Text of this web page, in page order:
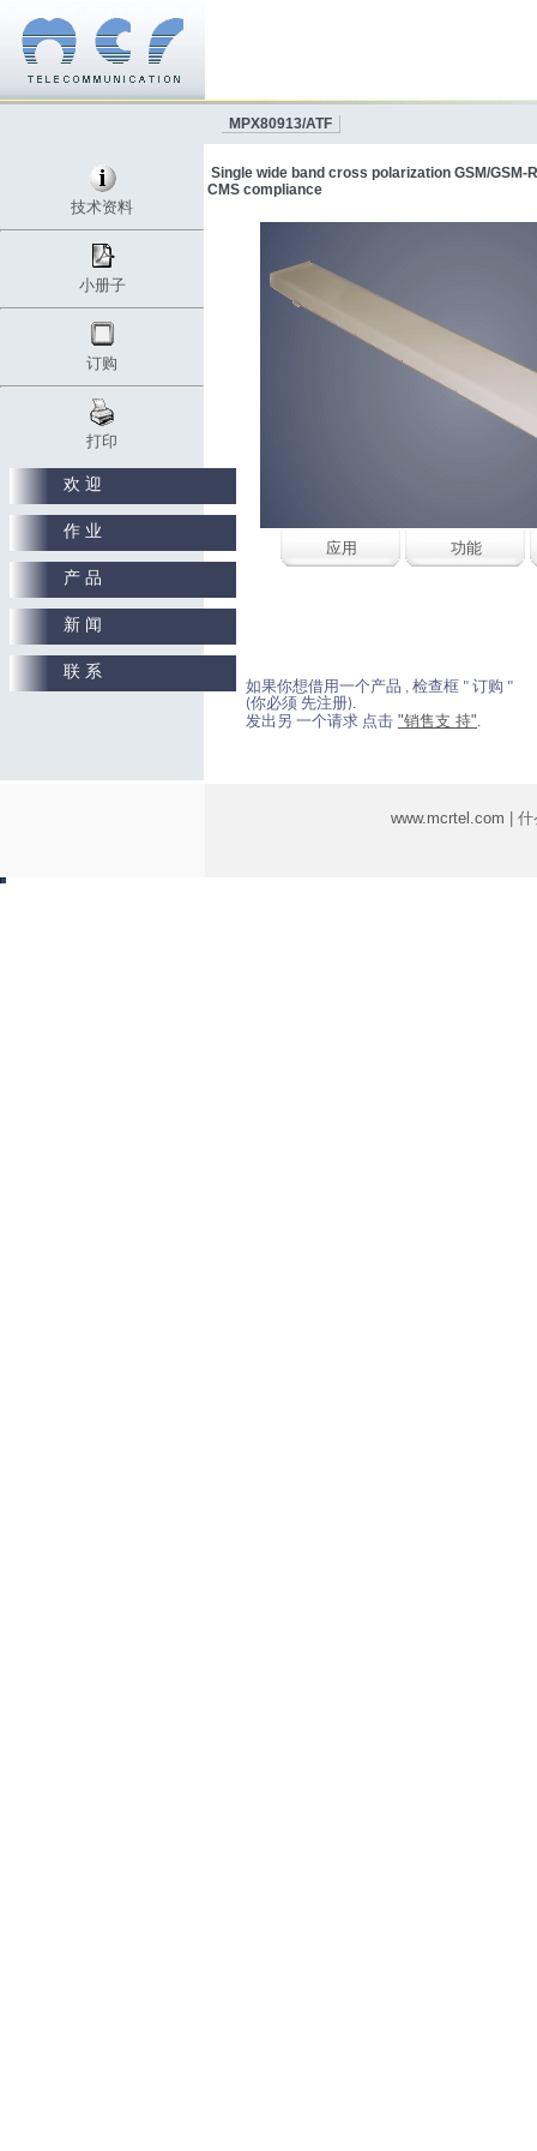
技术资料
小册子
订购
打印
MPX80913/ATF
Single wide band cross polarization GSM/GSM-
CMS compliance
应用 功能
如果你想借用一个产品 , 检查框 " 订购 "
(你必须 先注册).
发出另 一个请求 点击 "销售支 持".
www.mcrtel.com |
欢 迎
作 业
产 品
新 闻
联 系